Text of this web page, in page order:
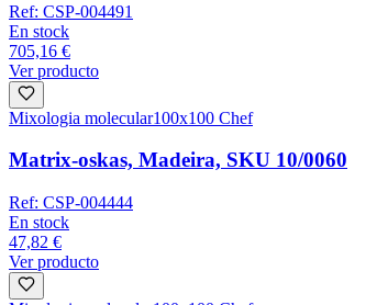
Ref: CSP-004491
En stock
705,16 €
Ver producto
Mixologia molecular100x100 Chef
Matrix-oskas, Madeira, SKU 10/0060
Ref: CSP-004444
En stock
47,82 €
Ver producto